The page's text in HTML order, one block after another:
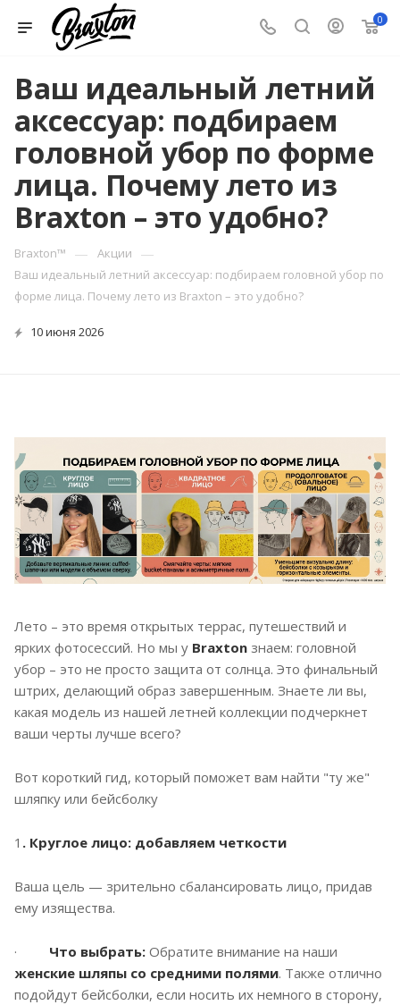
0
Ваш идеальный летний
аксессуар: подбираем
головной убор по форме
лица. Почему лето из
Braxton – это удобно?
Braxton™ — Акции —
Ваш идеальный летний аксессуар: подбираем головной убор по
форме лица. Почему лето из Braxton – это удобно?
10 июня 2026
Лето – это время открытых террас, путешествий и
ярких фотосессий. Но мы у Braxton знаем: головной
убор – это не просто защита от солнца. Это финальный
штрих, делающий образ завершенным. Знаете ли вы,
какая модель из нашей летней коллекции подчеркнет
ваши черты лучше всего?
Вот короткий гид, который поможет вам найти "ту же"
шляпку или бейсболку
1 . Круглое лицо: добавляем четкости
Ваша цель — зрительно сбалансировать лицо, придав
ему изящества.
· Что выбрать: Обратите внимание на наши
женские шляпы со средними полями. Также отлично
подойдут бейсболки, если носить их немного в сторону,